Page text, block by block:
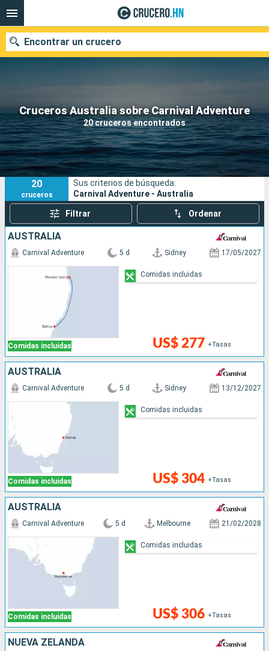
Cruceros Australia sobre Carnival Adventure
20 cruceros encontrados
Encontrar un crucero
Nuestros destinos
Fecha de salida
Puertos Compañías
Buscar
20
cruceros
Sus criterios de búsqueda:
Carnival Adventure - Australia
Filtrar Ordenar
AUSTRALIA
Comidas incluidas
Carnival Adventure 5 d Sidney 17/05/2027
US$ 277 +Tasas
Comidas incluidas
AUSTRALIA
Comidas incluidas
Carnival Adventure 5 d Sidney 13/12/2027
US$ 304 +Tasas
Comidas incluidas
AUSTRALIA
Comidas incluidas
Carnival Adventure 5 d Melbourne 21/02/2028
US$ 306 +Tasas
Comidas incluidas
NUEVA ZELANDA